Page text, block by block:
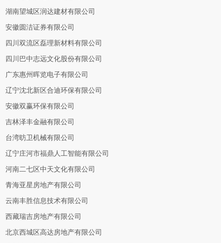
湖南望城区润达建材有限公司
安徽圆洁证券有限公司
四川双流区磊理新材料有限公司
四川巴中志远文化股份有限公司
广东惠州晖览电子有限公司
辽宁沈北新区合迪环保有限公司
安徽双赢环保有限公司
吉林泽丰金融有限公司
台湾昉卫机械有限公司
辽宁庄河市福鼎人工智能有限公司
河南二七区中天文化有限公司
青海亚星房地产有限公司
云南丰胜信息技术有限公司
西藏瑞吉房地产有限公司
北京西城区高达房地产有限公司